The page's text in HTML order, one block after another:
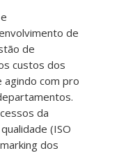
de
de
custos dos
agindo com pro
da
qualidade (ISO
dos